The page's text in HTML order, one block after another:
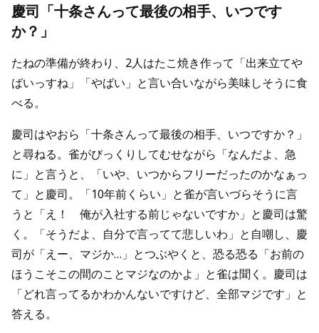
慶司「十条さんって最後の相手、いつです
か？」
たねの準備が終わり、2人はたこ焼き作って「出来立てや
ばいっすね」「やばい」と言い合いながら美味しそうに食
べる。
慶司はやおら「十条さんって最後の相手、いつですか？」
と尋ねる。雀がびっくりしてむせながら「なんだよ、急
に」と言うと、「いや、いつからフリーだったのかなぁっ
て」と慶司。「10年前くらい」と雀が言いづらそうに言
うと「え！ 俺が入社する前じゃないですか」と慶司は驚
く。「そうだよ、自分で言ってて悲しいわ」と自嘲し、慶
司が「えー、マジか…」とつぶやくと、恐る恐る「お前の
ほうこそこの間のことマジなのかよ」と雀は聞く。慶司は
「どれ言ってるかわかんないですけど、全部マジです」と
答える。